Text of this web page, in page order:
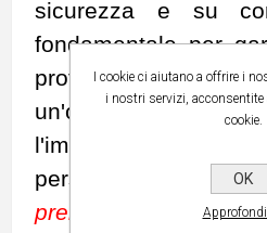
sicurezza e su
fondamentale per
protezione
un'organizzazione.
l'impatto delle
personale ha
prendere decisioni
I cookie ci aiutano a offrire i
i nostri servizi,
cookie.
OK